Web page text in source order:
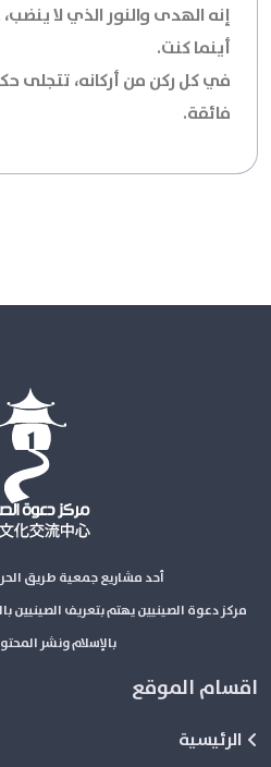
إنه الهدى والنور الذي لا
أينما كنت.
في كل ركن من أركانه، تتجلى
فائقة.
أحد مشاريع جمعية طريق
مركز دعوة الصينيين يهتم بتعريف الصينيين
بالإسلام ونشر
اقسام الموقع
الرئيسية